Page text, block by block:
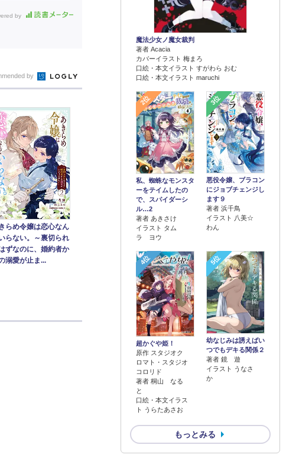
by
魔法少女ノ魔女裁判
著者 Acacia
カバーイラスト 梅まろ
口絵・本文イラスト すがわら おむ
口絵・本文イラスト maruchi
2位
私、蜘蛛なモンスタ
ーをテイムしたの
で、スパイダーシ
ル…2
著者 あきさけ
イラスト タム
ラ ヨウ
3位
悪役令嬢、ブラコン
にジョブチェンジし
ます９
著者 浜千鳥
イラスト 八美☆
わん
4位
超かぐや姫！
原作 スタジオク
ロマト・スタジオ
コロリド
著者 桐山 なる
と
口絵・本文イラス
ト うらたあさお
5位
幼なじみは誘えばい
つでもデキる関係２
著者 鏡 遊
イラスト うなさ
か
もっとみる
by
らめ令嬢は恋心なん
らない。～裏切られ
ずなのに、婚約者か
溺愛が止ま...